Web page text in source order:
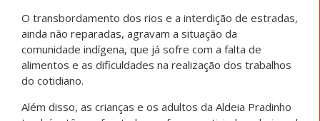
O transbordamento dos rios e a interdição de estradas,
ainda não reparadas, agravam a situação da
comunidade indígena, que já sofre com a falta de
alimentos e as dificuldades na realização dos trabalhos
do cotidiano.
Além disso, as crianças e os adultos da Aldeia Pradinho